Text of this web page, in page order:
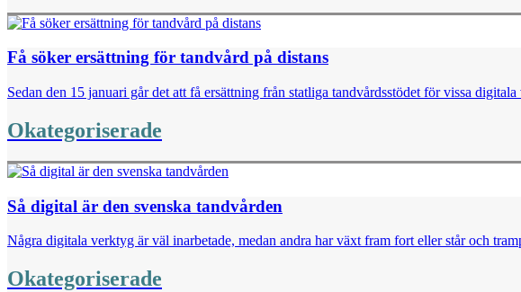
Få söker ersättning för tandvård på distans
Sedan den 15 januari går det att få ersättning från statliga tandvårdsstödet för vissa
Okategoriserade
Så digital är den svenska tandvården
Några digitala verktyg är väl inarbetade, medan andra har växt fram fort eller står och
Okategoriserade